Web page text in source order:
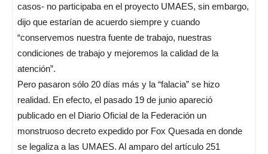
casos- no participaba en el proyecto UMAES, sin embargo,
dijo que estarían de acuerdo siempre y cuando
“conservemos nuestra fuente de trabajo, nuestras
condiciones de trabajo y mejoremos la calidad de la
atención”.
Pero pasaron sólo 20 días más y la “falacia” se hizo
realidad. En efecto, el pasado 19 de junio apareció
publicado en el Diario Oficial de la Federación un
monstruoso decreto expedido por Fox Quesada en donde
se legaliza a las UMAES. Al amparo del artículo 251